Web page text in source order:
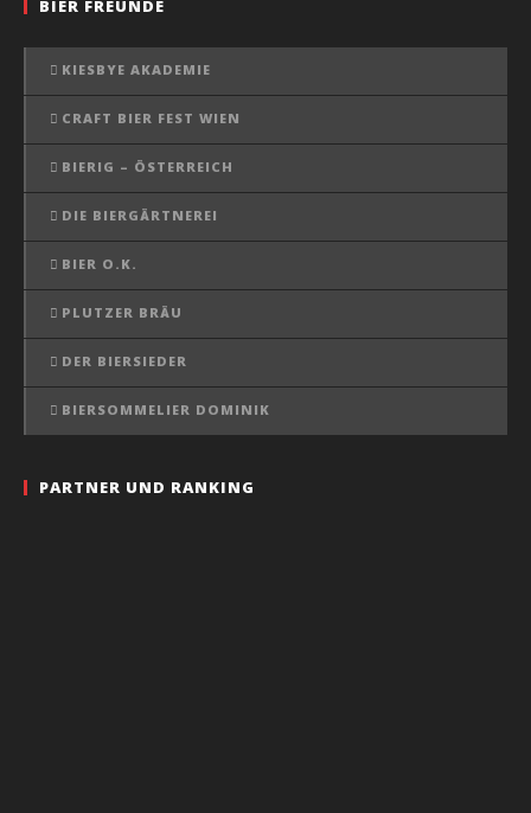
BIER FREUNDE
KIESBYE AKADEMIE
CRAFT BIER FEST WIEN
BIERIG – ÖSTERREICH
DIE BIERGÄRTNEREI
BIER O.K.
PLUTZER BRÄU
DER BIERSIEDER
BIERSOMMELIER DOMINIK
PARTNER UND RANKING